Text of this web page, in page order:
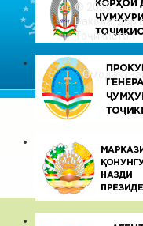
© 2026
Ваколатдор
Тоҷикистон